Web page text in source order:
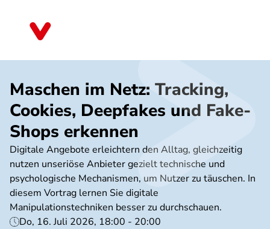
Maschen im Netz: Tracking,
Cookies, Deepfakes und Fake-
Shops erkennen
Digitale Angebote erleichtern den Alltag, gleichzeitig
nutzen unseriöse Anbieter gezielt technische und
psychologische Mechanismen, um Nutzer zu täuschen. In
diesem Vortrag lernen Sie digitale
Manipulationstechniken besser zu durchschauen.
Do, 16. Juli 2026, 18:00 - 20:00